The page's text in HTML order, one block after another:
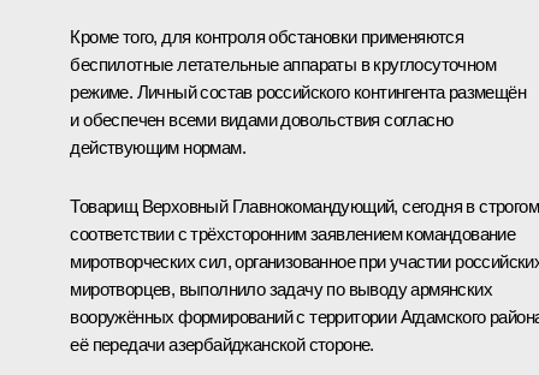
Кроме того, для контроля обстановки применяются
беспилотные летательные аппараты в круглосуточном
режиме. Личный состав российского контингента размещён
и обеспечен всеми видами довольствия согласно
действующим нормам.
Товарищ Верховный Главнокомандующий, сегодня в строгом
соответствии с трёхсторонним заявлением командование
миротворческих сил, организованное при участии
миротворцев, выполнило задачу по выводу армянских
вооружённых формирований с территории Агдамского
её передачи азербайджанской стороне.